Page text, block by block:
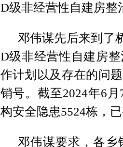
D级非经营性自建房整
邓伟谋先后来到了
D级非经营性自建房
作计划以及存在的问
销号。截至2024年6
构安全隐患5524栋，
邓伟谋要求，各乡